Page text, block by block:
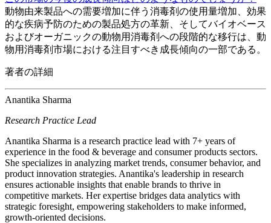
動物由来製品への需要増加に伴う消毒剤の使用量増加、効果
的な疾病予防のための製品処方の革新、そしてバイオベース
およびオーガニックの動物用消毒剤への段階的な移行は、動
物用消毒剤市場における注目すべき成長傾向の一部である。
著者の詳細
Anantika Sharma
Research Practice Lead
Anantika Sharma is a research practice lead with 7+ years of
experience in the food & beverage and consumer products sectors.
She specializes in analyzing market trends, consumer behavior, and
product innovation strategies. Anantika's leadership in research
ensures actionable insights that enable brands to thrive in
competitive markets. Her expertise bridges data analytics with
strategic foresight, empowering stakeholders to make informed,
growth-oriented decisions.